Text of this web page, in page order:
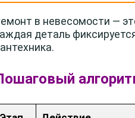
в невесомости —
деталь